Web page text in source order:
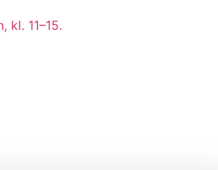
11–15.